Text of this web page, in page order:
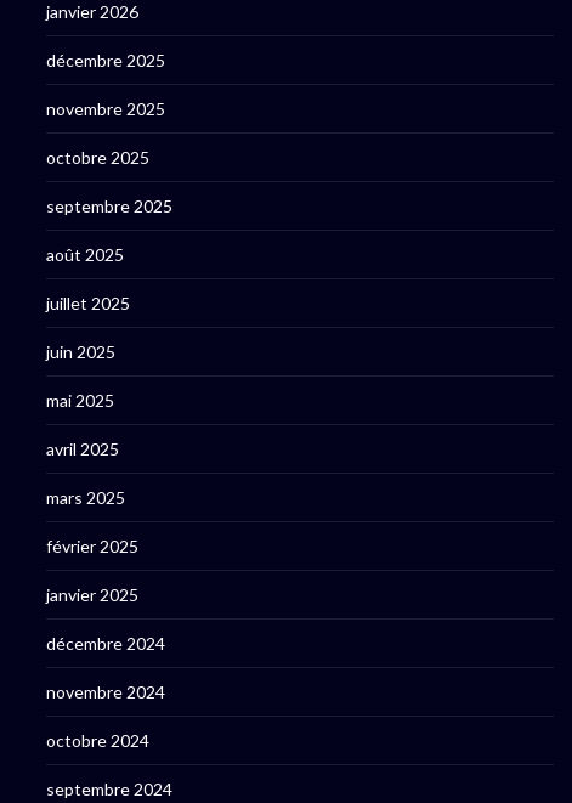
janvier 2026
décembre 2025
novembre 2025
octobre 2025
septembre 2025
août 2025
juillet 2025
juin 2025
mai 2025
avril 2025
mars 2025
février 2025
janvier 2025
décembre 2024
novembre 2024
octobre 2024
septembre 2024